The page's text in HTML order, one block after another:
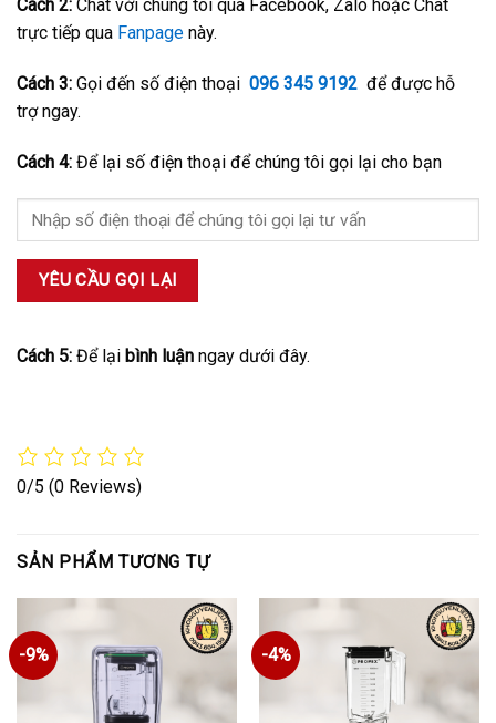
Cách 2: Chat với chúng tôi qua Facebook, Zalo hoặc Chat
trực tiếp qua Fanpage này.
Cách 3: Gọi đến số điện thoại 096 345 9192 để được hỗ
trợ ngay.
Cách 4: Để lại số điện thoại để chúng tôi gọi lại cho bạn
Cách 5: Để lại bình luận ngay dưới đây.
0/5 (0 Reviews)
SẢN PHẨM TƯƠNG TỰ
-9% -4%